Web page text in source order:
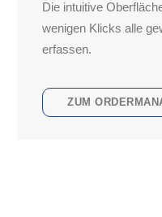
Die intuitive
wenigen Klicks alle
erfassen.
ZUM